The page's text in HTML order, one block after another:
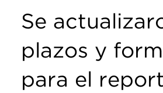
Se
plazos y
para el